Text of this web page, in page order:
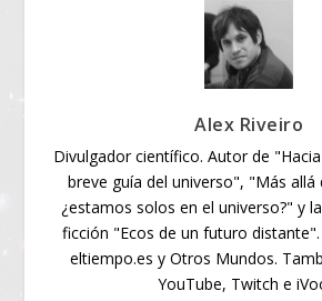
Alex Riveiro
Divulgador científico. Autor de
breve guía del universo", "Más allá
¿estamos solos en el universo?" y
ficción "Ecos de un futuro
eltiempo.es y Otros Mundos.
YouTube, Twitch e